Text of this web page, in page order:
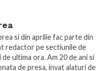
si din aprilie fac parte din
redactor pe sectiunile de
ultima ora. Am 20 de ani si
de presa, invat alaturi de